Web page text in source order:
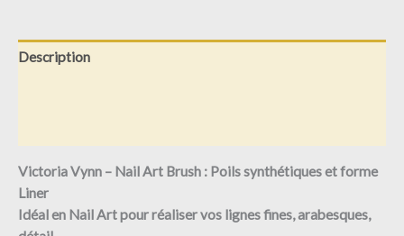
Description
Victoria Vynn – Nail Art Brush : Poils synthétiques et forme
Liner
Idéal en Nail Art pour réaliser vos lignes fines, arabesques,